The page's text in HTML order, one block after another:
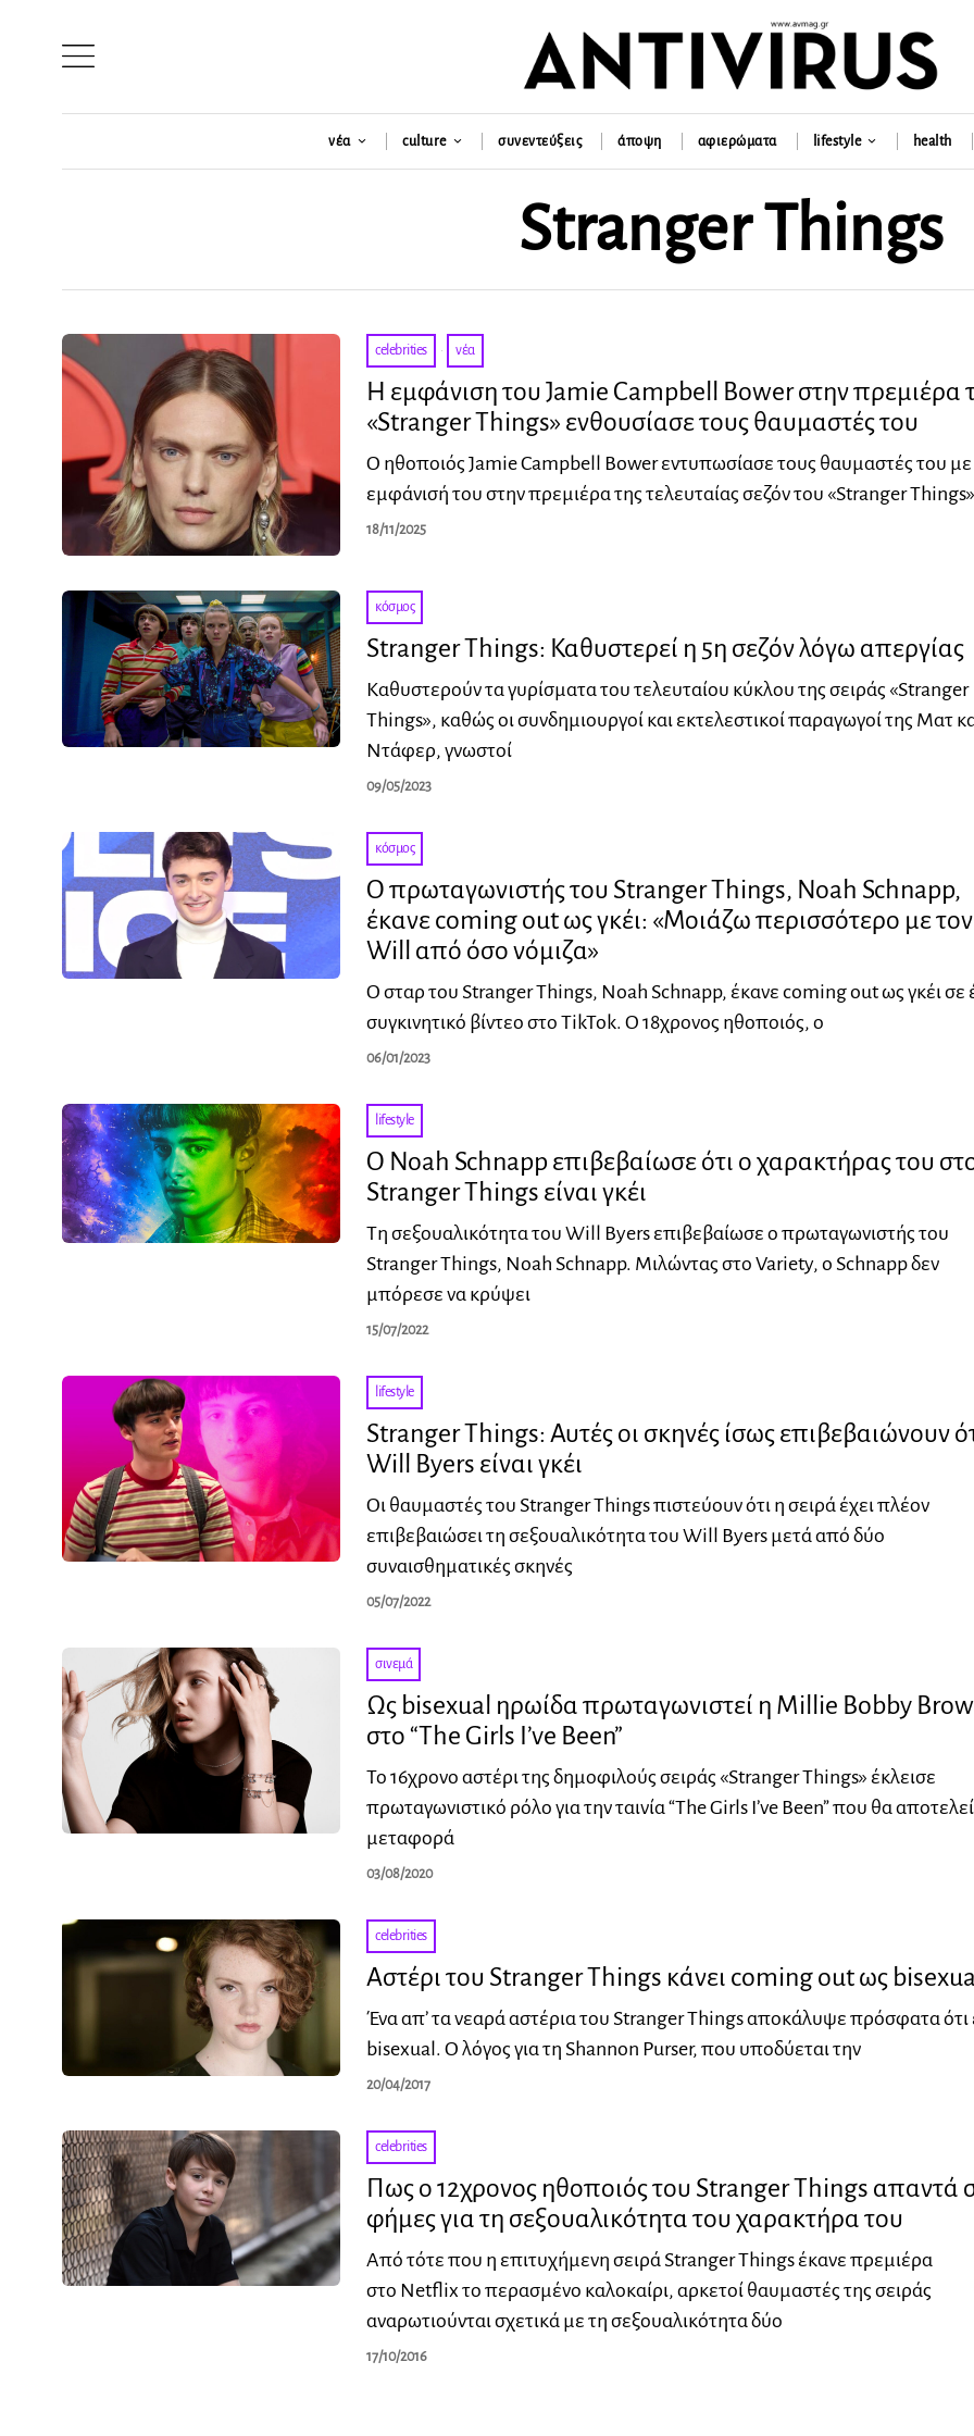
νέα culture συνεντεύξεις άποψη αφιερώματα lifestyle health
Stranger Things
celebrities · νέα
Η εμφάνιση του Jamie Campbell Bower στην πρεμιέρα
«Stranger Things» ενθουσίασε τους θαυμαστές του
Ο ηθοποιός Jamie Campbell Bower εντυπωσίασε τους θαυμαστές του με
εμφάνισή του στην πρεμιέρα της τελευταίας σεζόν του «Stranger
18/11/2025
κόσμος
Stranger Things: Καθυστερεί η 5η σεζόν λόγω απεργίας
Καθυστερούν τα γυρίσματα του τελευταίου κύκλου της σειράς «Stranger
Things», καθώς οι συνδημιουργοί και εκτελεστικοί παραγωγοί της Ματ
Ντάφερ, γνωστοί
09/05/2023
κόσμος
Ο πρωταγωνιστής του Stranger Things, Noah Schnapp,
έκανε coming out ως γκέι: «Μοιάζω περισσότερο με τον
Will από όσο νόμιζα»
Ο σταρ του Stranger Things, Noah Schnapp, έκανε coming out ως γκέι σε
συγκινητικό βίντεο στο TikTok. Ο 18χρονος ηθοποιός, ο
06/01/2023
lifestyle
Ο Noah Schnapp επιβεβαίωσε ότι ο χαρακτήρας του
Stranger Things είναι γκέι
Tη σεξουαλικότητα του Will Byers επιβεβαίωσε ο πρωταγωνιστής του
Stranger Things, Noah Schnapp. Μιλώντας στο Variety, o Schnapp δεν
μπόρεσε να κρύψει
15/07/2022
lifestyle
Stranger Things: Αυτές οι σκηνές ίσως επιβεβαιώνουν
Will Byers είναι γκέι
Οι θαυμαστές του Stranger Things πιστεύουν ότι η σειρά έχει πλέον
επιβεβαιώσει τη σεξουαλικότητα του Will Byers μετά από δύο
συναισθηματικές σκηνές
05/07/2022
σινεμά
Ως bisexual ηρωίδα πρωταγωνιστεί η Millie Bobby
στο “The Girls I’ve Been”
Το 16χρονο αστέρι της δημοφιλούς σειράς «Stranger Things» έκλεισε
πρωταγωνιστικό ρόλο για την ταινία “The Girls I’ve Been” που θα αποτελεί
μεταφορά
03/08/2020
celebrities
Αστέρι του Stranger Things κάνει coming out ως
Ένα απ’ τα νεαρά αστέρια του Stranger Things αποκάλυψε πρόσφατα ότι
bisexual. O λόγος για τη Shannon Purser, που υποδύεται την
20/04/2017
celebrities
Πως ο 12χρονος ηθοποιός του Stranger Things απαντά
φήμες για τη σεξουαλικότητα του χαρακτήρα του
Από τότε που η επιτυχήμενη σειρά Stranger Things έκανε πρεμιέρα
στο Netflix το περασμένο καλοκαίρι, αρκετοί θαυμαστές της σειράς
αναρωτιούνται σχετικά με τη σεξουαλικότητα δύο
17/10/2016